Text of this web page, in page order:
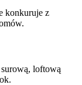
konkuruje z
loftową